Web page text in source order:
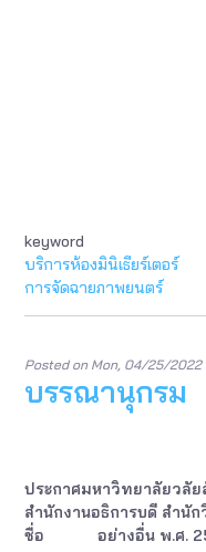
keyword
บริการห้องมินิเธียร์เตอร์
การจัดฉายภาพยนตร์
Posted on Mon, 04/25/2022
บรรณานุกรม
ประกาศมหาวิทยาลัยวลัย
สำนักงานอธิการบดี สำนั
ชื่อ อย่างอื่น พ.ศ.